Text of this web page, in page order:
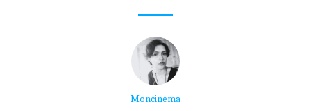
Moncinema